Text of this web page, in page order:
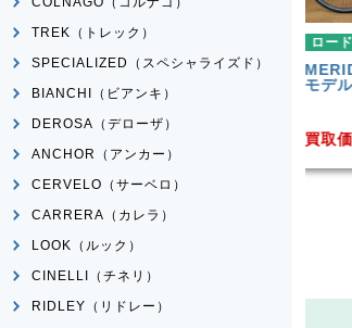
ロードバイク
MERIDARIDE 200 2017年
モデル
¥
ロ
買
TREK（トレック）
SPECIALIZED（スペシャライズド）
BIANCHI（ビアンキ）
DEROSA（デローザ）
ANCHOR（アンカー）
CERVELO（サーベロ）
CARRERA（カレラ）
LOOK（ルック）
CINELLI（チネリ）
RIDLEY（リドレー）